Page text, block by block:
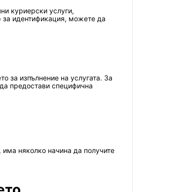
куриерски услуги,
за идентификация, можете да
за изпълнение на услугата. За
предостави специфична
има няколко начина да получите